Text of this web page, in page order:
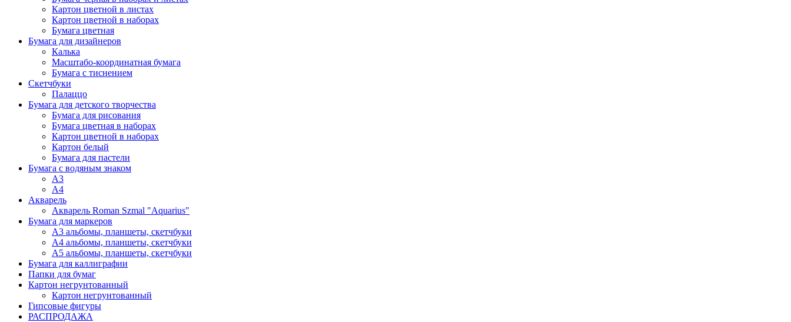
Картон цветной в листах
Картон цветной в наборах
Бумага цветная
Бумага для дизайнеров
Калька
Масштабо-координатная бумага
Бумага с тиснением
Скетчбуки
Палаццо
Бумага для детского творчества
Бумага для рисования
Бумага цветная в наборах
Картон цветной в наборах
Картон белый
Бумага для пастели
Бумага с водяным знаком
А3
А4
Акварель
Акварель Roman Szmal "Aquarius"
Бумага для маркеров
А3 альбомы, планшеты, скетчбуки
А4 альбомы, планшеты, скетчбуки
А5 альбомы, планшеты, скетчбуки
Бумага для каллиграфии
Папки для бумаг
Картон негрунтованный
Картон негрунтованный
Гипсовые фигуры
РАСПРОДАЖА